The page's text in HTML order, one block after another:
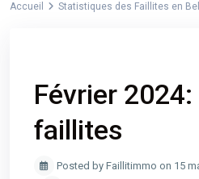
Accueil Statistiques des Faillites en
Février
faillites
Posted by Faillitimmo on 15